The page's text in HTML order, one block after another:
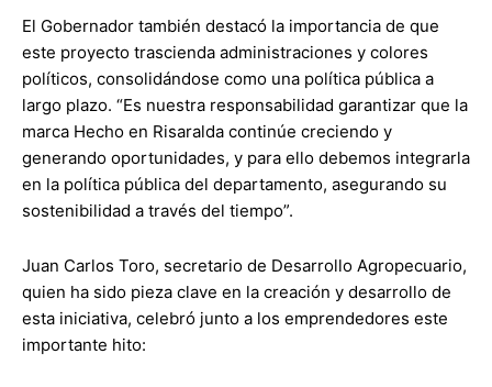
El Gobernador también destacó la importancia de que
este proyecto trascienda administraciones y colores
políticos, consolidándose como una política pública a
largo plazo. “Es nuestra responsabilidad garantizar que la
marca Hecho en Risaralda continúe creciendo y
generando oportunidades, y para ello debemos integrarla
en la política pública del departamento, asegurando su
sostenibilidad a través del tiempo”.
Juan Carlos Toro, secretario de Desarrollo Agropecuario,
quien ha sido pieza clave en la creación y desarrollo de
esta iniciativa, celebró junto a los emprendedores este
importante hito: